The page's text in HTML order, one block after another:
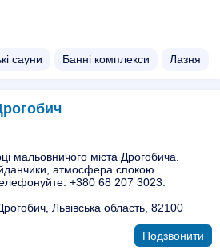
сауни Банні комплекси Лазня
мальовничого міста Дрогобича.
атмосфера спокою.
+380 68 207 3023.
Львівська область, 82100
Подзвонити